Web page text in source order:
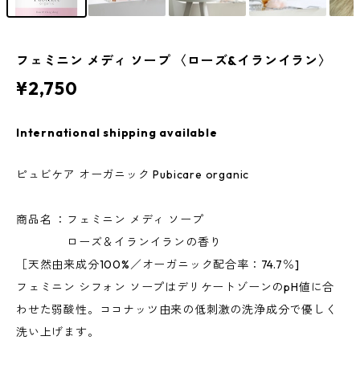
フェミニン メディ ソープ 〈ローズ&イランイラン〉
¥2,750
International shipping available
ピュビケア オーガニック Pubicare organic
商品名 ：フェミニン メディ ソープ
ローズ＆イランイランの香り
［天然由来成分100%／オーガニック配合率：74.7％]
フェミニン シフォン ソープはデリケートゾーンのpH値に合
わせた弱酸性。ココナッツ由来の低刺激の洗浄成分で優しく
洗い上げます。